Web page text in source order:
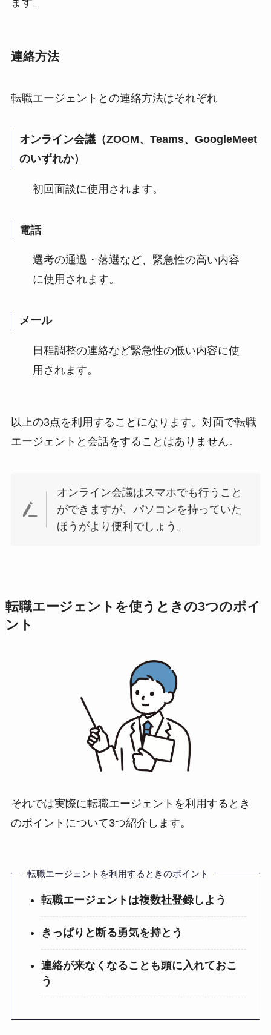
ます。
連絡方法
転職エージェントとの連絡方法はそれぞれ
オンライン会議（ZOOM、Teams、GoogleMeet
のいずれか）
初回面談に使用されます。
電話
選考の通過・落選など、緊急性の高い内容
に使用されます。
メール
日程調整の連絡など緊急性の低い内容に使
用されます。
以上の3点を利用することになります。対面で転職
エージェントと会話をすることはありません。
オンライン会議はスマホでも行うこと
ができますが、パソコンを持っていた
ほうがより便利でしょう。
転職エージェントを使うときの3つのポイ
ント
それでは実際に転職エージェントを利用するとき
のポイントについて3つ紹介します。
転職エージェントを利用するときのポイント
転職エージェントは複数社登録しよう
きっぱりと断る勇気を持とう
連絡が来なくなることも頭に入れておこ
う